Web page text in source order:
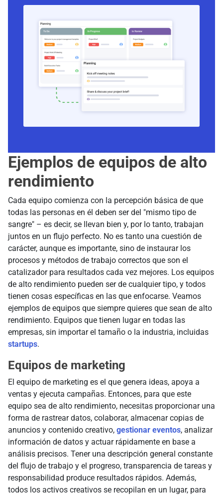
Ejemplos de equipos de alto
rendimiento
Cada equipo comienza con la percepción básica de que
todas las personas en él deben ser del "mismo tipo de
sangre" – es decir, se llevan bien y, por lo tanto, trabajan
juntos en un flujo perfecto. No es tanto una cuestión de
carácter, aunque es importante, sino de instaurar los
procesos y métodos de trabajo correctos que son el
catalizador para resultados cada vez mejores. Los equipos
de alto rendimiento pueden ser de cualquier tipo, y todos
tienen cosas específicas en las que enfocarse. Veamos
ejemplos de equipos que siempre quieres que sean de alto
rendimiento. Equipos que tienen lugar en todas las
empresas, sin importar el tamaño o la industria, incluidas
startups.
Equipos de marketing
El equipo de marketing es el que genera ideas, apoya a
ventas y ejecuta campañas. Entonces, para que este
equipo sea de alto rendimiento, necesitas proporcionar una
forma de rastrear datos, colaborar, almacenar copias de
anuncios y contenido creativo, gestionar eventos, analizar
información de datos y actuar rápidamente en base a
análisis precisos. Tener una descripción general constante
del flujo de trabajo y el progreso, transparencia de tareas y
responsabilidad produce resultados rápidos. Además,
todos los activos creativos se recopilan en un lugar, para